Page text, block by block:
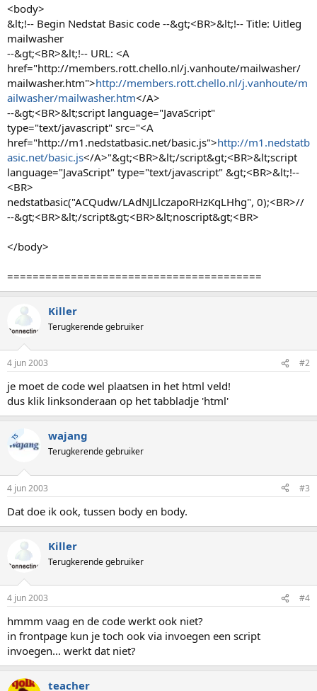
<body>
&lt;!-- Begin Nedstat Basic code --&gt;<BR>&lt;!-- Title: Uitleg
mailwasher
--&gt;<BR>&lt;!-- URL: <A
href="http://members.rott.chello.nl/j.vanhoute/mailwasher/
mailwasher.htm">http://members.rott.chello.nl/j.vanhoute/m
ailwasher/mailwasher.htm</A>
--&gt;<BR>&lt;script language="JavaScript"
type="text/javascript" src="<A
href="http://m1.nedstatbasic.net/basic.js">http://m1.nedstatb
asic.net/basic.js</A>"&gt;<BR>&lt;/script&gt;<BR>&lt;script
language="JavaScript" type="text/javascript" &gt;<BR>&lt;!--
<BR>
nedstatbasic("ACQudw/LAdNJLlczapoRHzKqLHhg", 0);<BR>//
--&gt;<BR>&lt;/script&gt;<BR>&lt;noscript&gt;<BR>
</body>
========================================
Killer
Terugkerende gebruiker
4 jun 2003 #2
je moet de code wel plaatsen in het html veld!
dus klik linksonderaan op het tabbladje 'html'
TS wajang
Terugkerende gebruiker
4 jun 2003 #3
Dat doe ik ook, tussen body en body.
Killer
Terugkerende gebruiker
4 jun 2003 #4
hmmm vaag en de code werkt ook niet?
in frontpage kun je toch ook via invoegen een script
invoegen... werkt dat niet?
teacher